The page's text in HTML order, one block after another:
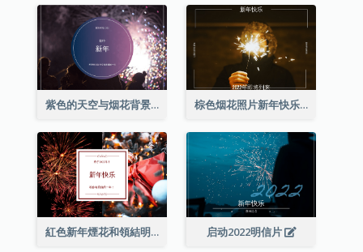
紫色的天空与烟花背景新年明信片 棕色烟花照片新年快乐明信片
紅色新年煙花和領結明信片 启动2022明信片